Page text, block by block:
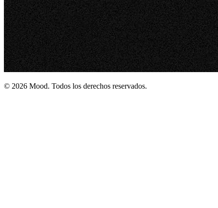
© 2026 Mood. Todos los derechos reservados.